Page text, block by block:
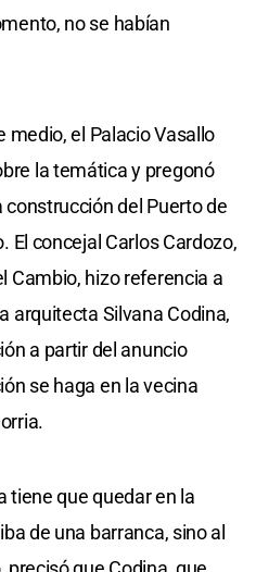
no se habían
medio, el Palacio Vasallo
la temática y pregonó
construcción del Puerto de
El concejal Carlos Cardozo,
Cambio, hizo referencia a
arquitecta Silvana Codina,
a partir del anuncio
se haga en la vecina
tiene que quedar en la
de una barranca, sino al